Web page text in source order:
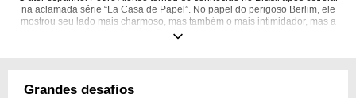
na aclamada série “La Casa de Papel”. No papel do perigoso Berlim, ele
mostrou seu lado mais charmoso, mas também o mais intimidador, mas a
carreira do ator é muito versátil. Conheça melhor este nome de sucesso na
Grandes desafios